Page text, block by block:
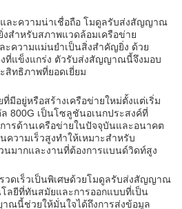
ละความน่าเชื่อถือ โมดูลรับส่งสัญญาณ
งสำหรับสภาพแวดล้อมเครือข่าย
ะความแม่นยำเป็นสิ่งสำคัญยิ่ง ด้วย
ที่แข็งแกร่ง ตัวรับส่งสัญญาณนี้จึงมอบ
สิทธิภาพที่ยอดเยี่ยม
มีอยู่หรือสร้างเครือข่ายใหม่ตั้งแต่เริ่ม
800G เป็นโซลูชันอเนกประสงค์ที่
ารด้านเครือข่ายในปัจจุบันและอนาคต
วามเร็วสูงทำให้เหมาะสำหรับ
มากและงานที่ต้องการแบนด์วิดท์สูง
วดเร็วเป็นพิเศษด้วยโมดูลรับส่งสัญญาณ
ลยีที่ทันสมัยและการออกแบบที่เป็น
ณนี้ช่วยให้มั่นใจได้ถึงการส่งข้อมูล